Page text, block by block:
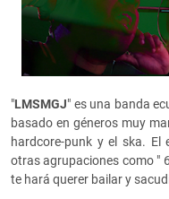
"LMSMGJ" es una banda
basado en géneros muy
hardcore-punk y el ska.
otras agrupaciones como "
te hará querer bailar y